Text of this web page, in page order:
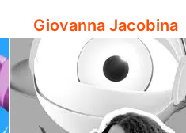
Giovanna Jacobina